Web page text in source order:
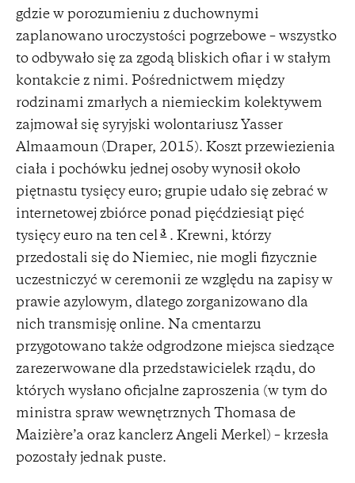
gdzie w porozumieniu z duchownymi
zaplanowano uroczystości pogrzebowe – wszystko
to odbywało się za zgodą bliskich ofiar i w stałym
kontakcie z nimi. Pośrednictwem między
rodzinami zmarłych a niemieckim kolektywem
zajmował się syryjski wolontariusz Yasser
Almaamoun (Draper, 2015). Koszt przewiezienia
ciała i pochówku jednej osoby wynosił około
piętnastu tysięcy euro; grupie udało się zebrać w
internetowej zbiórce ponad pięćdziesiąt pięć
tysięcy euro na ten cel 3 . Krewni, którzy
przedostali się do Niemiec, nie mogli fizycznie
uczestniczyć w ceremonii ze względu na zapisy w
prawie azylowym, dlatego zorganizowano dla
nich transmisję online. Na cmentarzu
przygotowano także odgrodzone miejsca siedzące
zarezerwowane dla przedstawicielek rządu, do
których wysłano oficjalne zaproszenia (w tym do
ministra spraw wewnętrznych Thomasa de
Maizière’a oraz kanclerz Angeli Merkel) – krzesła
pozostały jednak puste.